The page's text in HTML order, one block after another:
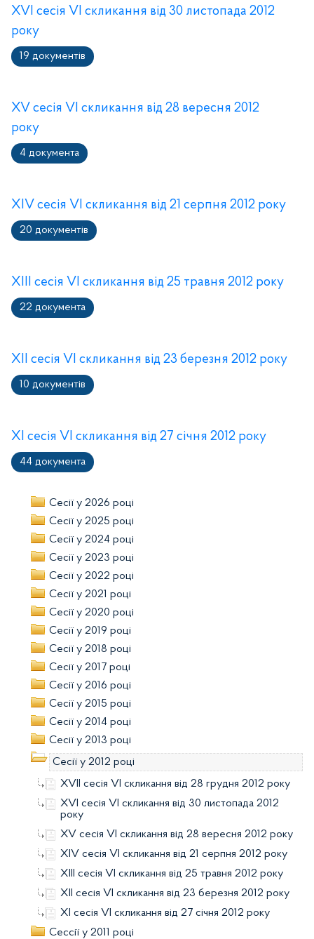
XVI сесія VI скликання від 30 листопада 2012
року
19 документів
XV сесія VI скликання від 28 вересня 2012
року
4 документа
XIV сесія VI скликання від 21 серпня 2012 року
20 документів
ХІІІ сесія VI скликання від 25 травня 2012 року
22 документа
ХІІ сесія VI скликання від 23 березня 2012 року
10 документів
ХІ сесія VI скликання від 27 січня 2012 року
44 документа
Сесії у 2026 році
Сесії у 2025 році
Сесії у 2024 році
Сесії у 2023 році
Сесії у 2022 році
Сесії у 2021 році
Сесії у 2020 році
Сесії у 2019 році
Сесії у 2018 році
Сесії у 2017 році
Сесії у 2016 році
Сесії у 2015 році
Сесії у 2014 році
Сесії у 2013 році
Сесії у 2012 році
XVII сесія VI скликання від 28 грудня 2012 року
XVI сесія VI скликання від 30 листопада 2012
року
XV сесія VI скликання від 28 вересня 2012 року
XIV сесія VI скликання від 21 серпня 2012 року
ХІІІ сесія VI скликання від 25 травня 2012 року
ХІІ сесія VI скликання від 23 березня 2012 року
ХІ сесія VI скликання від 27 січня 2012 року
Сессії у 2011 році